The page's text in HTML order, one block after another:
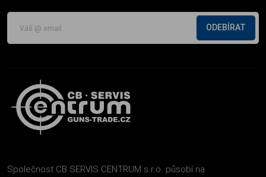
ODEBÍRAT
Společnost CB SERVIS CENTRUM s.r.o. působí na